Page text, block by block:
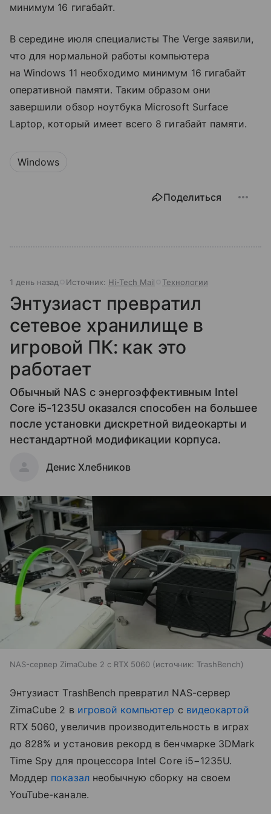
минимум 16 гигабайт.
В середине июля специалисты The Verge заявили,
что для нормальной работы компьютера
на Windows 11 необходимо минимум 16 гигабайт
оперативной памяти. Таким образом они
завершили обзор ноутбука Microsoft Surface
Laptop, который имеет всего 8 гигабайт памяти.
Windows
Поделиться
1 день назад Источник: Hi-Tech Mail Технологии
Энтузиаст превратил
сетевое хранилище в
игровой ПК: как это
работает
Обычный NAS с энергоэффективным Intel
Core i5-1235U оказался способен на большее
после установки дискретной видеокарты и
нестандартной модификации корпуса.
Денис Хлебников
NAS-сервер ZimaCube 2 с RTX 5060 источник: TrashBench
Энтузиаст TrashBench превратил NAS-сервер
ZimaCube 2 в игровой компьютер с видеокартой
RTX 5060, увеличив производительность в играх
до 828% и установив рекорд в бенчмарке 3DMark
Time Spy для процессора Intel Core i5−1235U.
Моддер показалнеобычную сборку на своем
YouTube-канале.